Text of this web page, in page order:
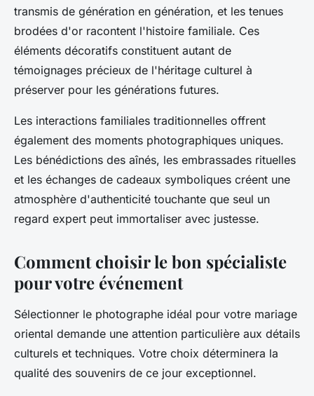
transmis de génération en génération, et les tenues
brodées d'or racontent l'histoire familiale. Ces
éléments décoratifs constituent autant de
témoignages précieux de l'héritage culturel à
préserver pour les générations futures.
Les interactions familiales traditionnelles offrent
également des moments photographiques uniques.
Les bénédictions des aînés, les embrassades rituelles
et les échanges de cadeaux symboliques créent une
atmosphère d'authenticité touchante que seul un
regard expert peut immortaliser avec justesse.
Comment choisir le bon spécialiste
pour votre événement
Sélectionner le photographe idéal pour votre mariage
oriental demande une attention particulière aux détails
culturels et techniques. Votre choix déterminera la
qualité des souvenirs de ce jour exceptionnel.